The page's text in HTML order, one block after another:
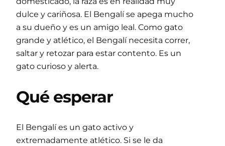
dulce y cariñosa. El Bengalí se apega mucho
a su dueño y es un amigo leal. Como gato
grande y atlético, el Bengalí necesita correr,
saltar y retozar para estar contento. Es un
gato curioso y alerta.
Qué esperar
El Bengalí es un gato activo y
extremadamente atlético. Si se le da